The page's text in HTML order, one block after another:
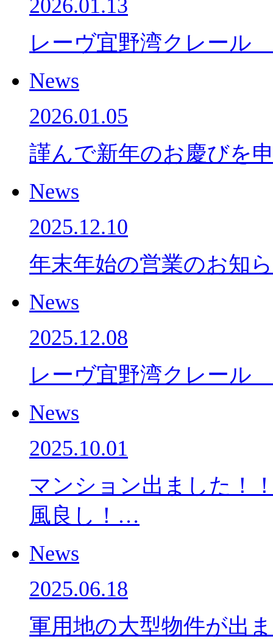
2026.01.13
レーヴ宜野湾クレール
News
2026.01.05
謹んで新年のお慶びを
News
2025.12.10
年末年始の営業のお知
News
2025.12.08
レーヴ宜野湾クレール
News
2025.10.01
マンション出ました！
風良し！…
News
2025.06.18
軍用地の大型物件が出